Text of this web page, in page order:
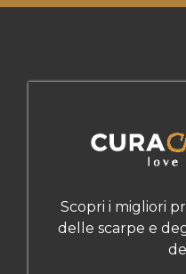
Scopri i migliori
delle scarpe e